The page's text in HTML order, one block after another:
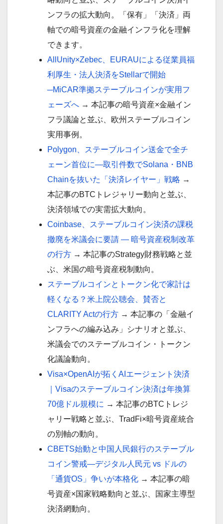
ンフラの拡大動向。「保有」「決済」両
軸での暗号資産の金融インフラ化を理解
できます。
AllUnity×Zebec、EURAUによる従業員福
利厚生・法人決済をStellarで開始
─MiCAR準拠ステーブルコインが実用フ
ェーズへ → 本記事の暗号資産×金融イン
フラ議論と並ぶ、欧州ステーブルコイン
実用事例。
Polygon、ステーブルコイン送金で全チ
ェーン首位に—取引件数でSolana・BNB
Chainを抜いた「決済レイヤー」戦略 →
本記事のBTCトレジャリー動向と並ぶ、
決済領域での実需拡大動向。
Coinbase、ステーブルコイン決済の課税
撤廃を米議会に要請 ― 暗号資産税制改革
の行方 → 本記事のStrategy財務戦略と並
ぶ、米国の暗号資産税制動向。
ステーブルコインとトークン化で家計は
軽くなる？米上院公聴会、賛否と
CLARITY Actの行方 → 本記事の「金融イ
ンフラへの編み込み」シナリオと並ぶ、
米議会でのステーブルコイン・トークン
化議論動向。
Visa×OpenAIが拓くAIエージェント決済
｜Visaのステーブルコイン決済は年換算
70億ドル規模に → 本記事のBTCトレジ
ャリー戦略と並ぶ、TradFi×暗号資産統合
の別軸の動向。
CBETS始動と中国人民銀行のステーブル
コイン警戒—デジタル人民元 vs ドルの
「通貨OS」争いが本格化 → 本記事の暗
号資産×国家戦略動向と並ぶ、国家主導型
決済網動向。